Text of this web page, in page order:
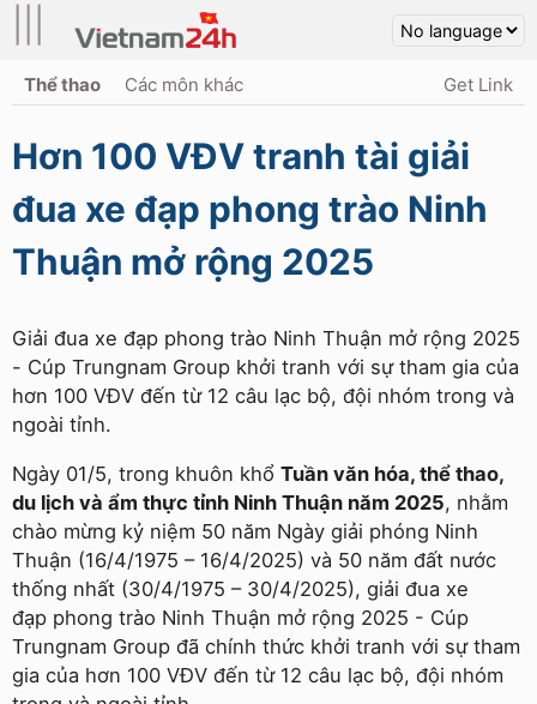
Thể thao Các môn khác Get Link
Hơn 100 VĐV tranh tài giải
đua xe đạp phong trào Ninh
Thuận mở rộng 2025
Giải đua xe đạp phong trào Ninh Thuận mở rộng 2025
- Cúp Trungnam Group khởi tranh với sự tham gia của
hơn 100 VĐV đến từ 12 câu lạc bộ, đội nhóm trong và
ngoài tỉnh.
Ngày 01/5, trong khuôn khổ Tuần văn hóa, thể thao,
du lịch và ẩm thực tỉnh Ninh Thuận năm 2025, nhằm
chào mừng kỷ niệm 50 năm Ngày giải phóng Ninh
Thuận (16/4/1975 – 16/4/2025) và 50 năm đất nước
thống nhất (30/4/1975 – 30/4/2025), giải đua xe
đạp phong trào Ninh Thuận mở rộng 2025 - Cúp
Trungnam Group đã chính thức khởi tranh với sự tham
gia của hơn 100 VĐV đến từ 12 câu lạc bộ, đội nhóm